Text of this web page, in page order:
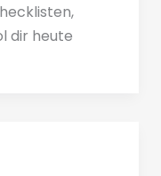
dir heute